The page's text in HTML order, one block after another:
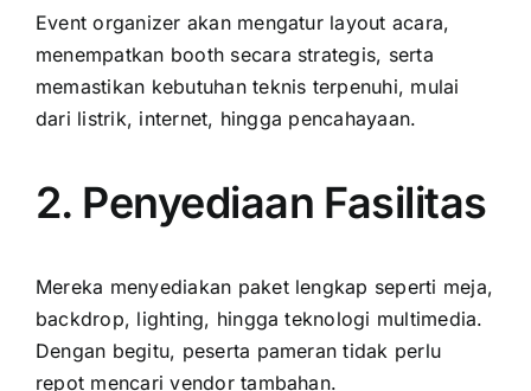
Event organizer akan mengatur layout acara,
menempatkan booth secara strategis, serta
memastikan kebutuhan teknis terpenuhi, mulai
dari listrik, internet, hingga pencahayaan.
2. Penyediaan Fasilitas
Mereka menyediakan paket lengkap seperti meja,
backdrop, lighting, hingga teknologi multimedia.
Dengan begitu, peserta pameran tidak perlu
repot mencari vendor tambahan.